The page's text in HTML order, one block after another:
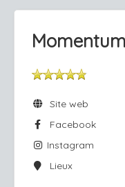
Site web
Facebook
Instagram
Lieux